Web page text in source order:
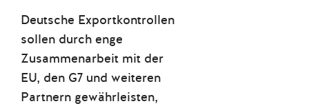
Deutsche Exportkontrollen
sollen durch enge
Zusammenarbeit mit der
EU, den G7 und weiteren
Partnern gewährleisten,